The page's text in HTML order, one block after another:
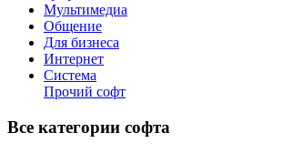
Мультимедиа
Общение
Для бизнеса
Интернет
Система
Прочий софт
Все категории софта